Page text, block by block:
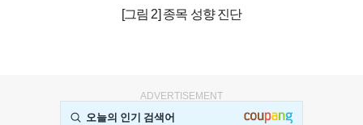
[그림 2] 종목 성향 진단
ADVERTISEMENT